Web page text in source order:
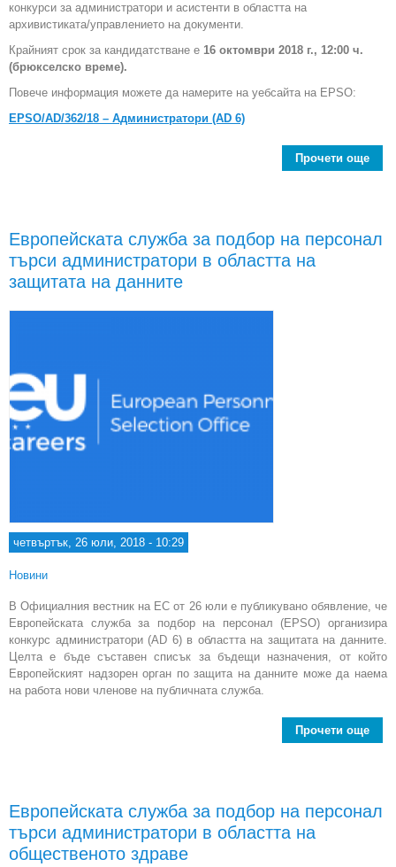
конкурси за администратори и асистенти в областта на
архивистикатa/управлениетo на документи.
Крайният срок за кандидатстване е 16 октомври 2018 г., 12:00 ч.
(брюкселско време).
Повече информация можете да намерите на уебсайта на EPSO:
EPSO/AD/362/18 – Администратори (AD 6)
Прочети още
Европейската служба за подбор на персонал
търси администратори в областта на
защитата на данните
четвъртък, 26 юли, 2018 - 10:29
Новини
В Официалния вестник на ЕС от 26 юли е публикувано обявление, че
Европейската служба за подбор на персонал (EPSO) организира
конкурс администратори (AD 6) в областта на защитата на данните.
Целта е бъде съставен списък за бъдещи назначения, от който
Европейският надзорен орган по защита на данните може да наема
на работа нови членове на публичната служба.
Прочети още
Европейската служба за подбор на персонал
търси администратори в областта на
общественото здраве